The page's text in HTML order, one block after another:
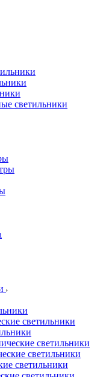
светильники
светильники
светильники
светильники
светильники